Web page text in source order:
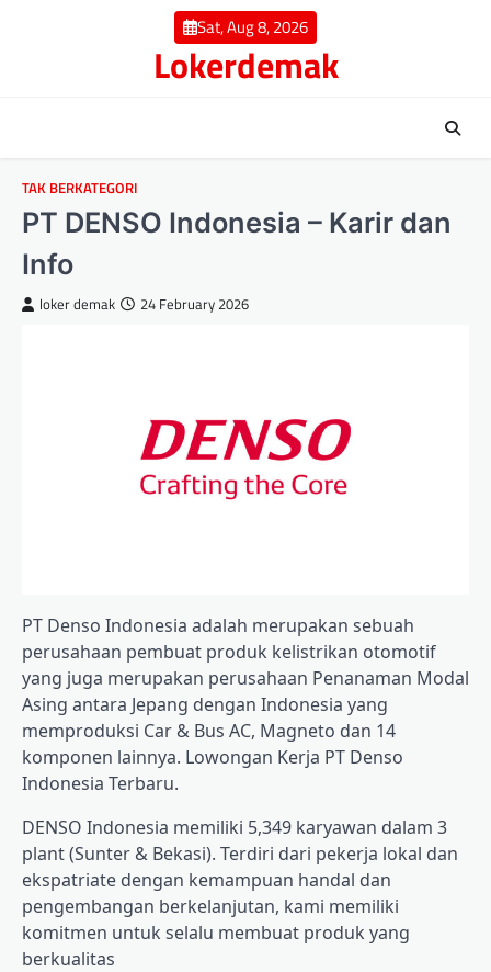
Sat, Aug 8, 2026
Lokerdemak
TAK BERKATEGORI
PT DENSO Indonesia – Karir dan
Info
loker demak 24 February 2026
PT Denso Indonesia adalah merupakan sebuah
perusahaan pembuat produk kelistrikan otomotif
yang juga merupakan perusahaan Penanaman Modal
Asing antara Jepang dengan Indonesia yang
memproduksi Car & Bus AC, Magneto dan 14
komponen lainnya. Lowongan Kerja PT Denso
Indonesia Terbaru.
DENSO Indonesia memiliki 5,349 karyawan dalam 3
plant (Sunter & Bekasi). Terdiri dari pekerja lokal dan
ekspatriate dengan kemampuan handal dan
pengembangan berkelanjutan, kami memiliki
komitmen untuk selalu membuat produk yang
berkualitas